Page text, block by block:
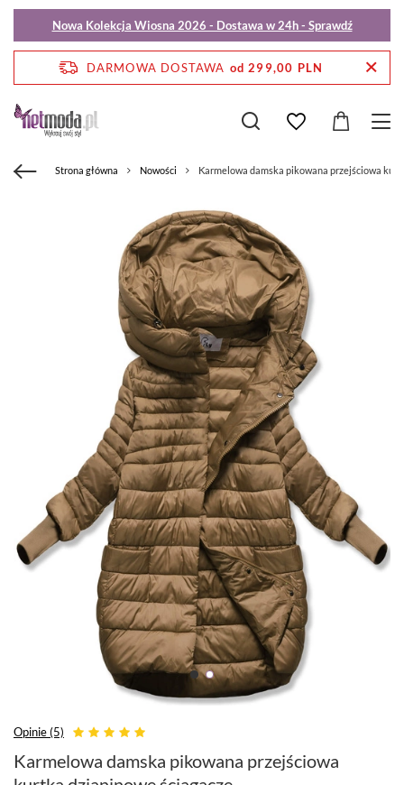
Nowa Kolekcja Wiosna 2026 - Dostawa w 24h - Sprawdź
DARMOWA DOSTAWA od 299,00 PLN
Strona główna Nowości Karmelowa damska pikowana przejściowa
Opinie (5)
Karmelowa damska pikowana przejściowa